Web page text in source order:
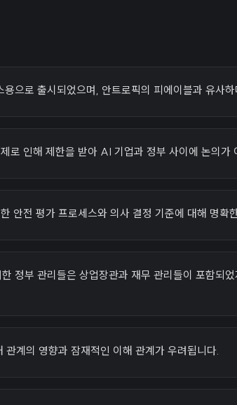
으로 출시되었으며, 안트로픽의 피에이블과 유사
로 인해 제한을 받아 AI 기업과 정부 사이에 논의가
안전 평가 프로세스와 의사 결정 기준에 대해 명확
정부 관리들은 상업장관과 재무 관리들이 포함되
관계의 영향과 잠재적인 이해 관계가 우려됩니다.